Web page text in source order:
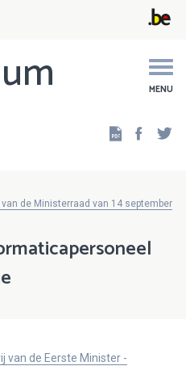
MENU
de Ministerraad van 14 september
van de Eerste Minister -